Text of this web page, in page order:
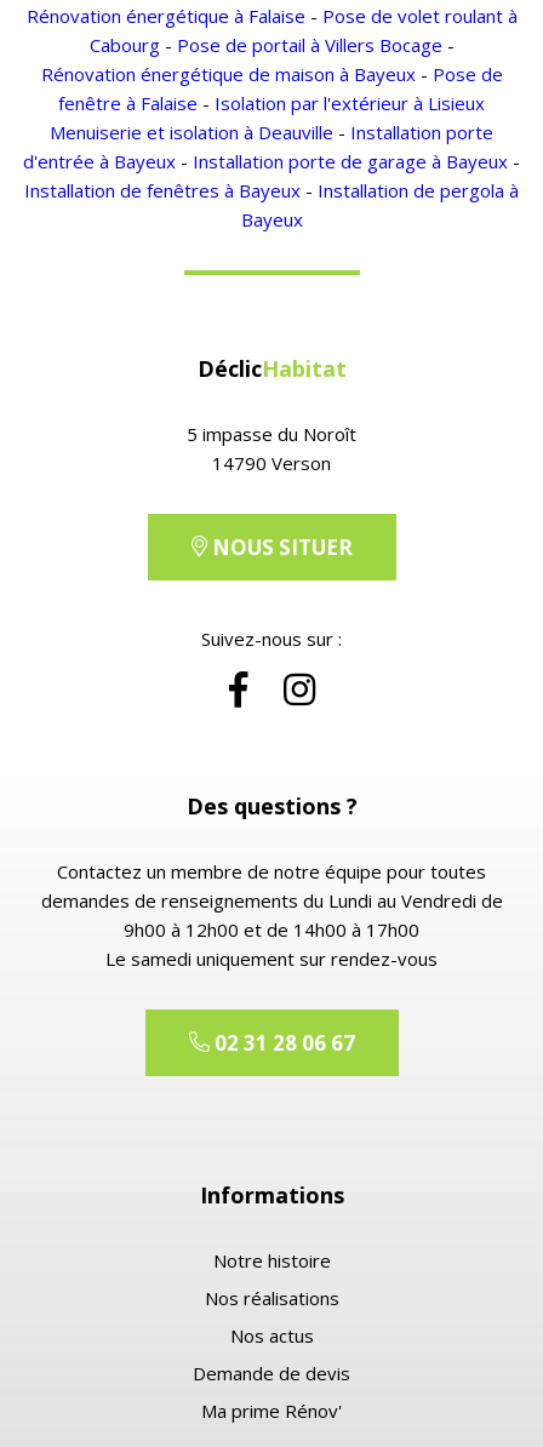
Rénovation énergétique à Falaise - Pose de volet roulant à
Cabourg- Pose de portail à Villers Bocage -
Rénovation énergétique de maison à Bayeux- Pose de
fenêtre à Falaise - Isolation par l'extérieur à Lisieux
Menuiserie et isolation à Deauville - Installation porte
d'entrée à Bayeux - Installation porte de garage à Bayeux -
Installation de fenêtres à Bayeux - Installation de pergola à
Bayeux
DéclicHabitat
5 impasse du Noroît
14790 Verson
NOUS SITUER
Suivez-nous sur :
Des questions ?
Contactez un membre de notre équipe pour toutes
demandes de renseignements du Lundi au Vendredi de
9h00 à 12h00 et de 14h00 à 17h00
Le samedi uniquement sur rendez-vous
02 31 28 06 67
Informations
Notre histoire
Nos réalisations
Nos actus
Demande de devis
Ma prime Rénov'